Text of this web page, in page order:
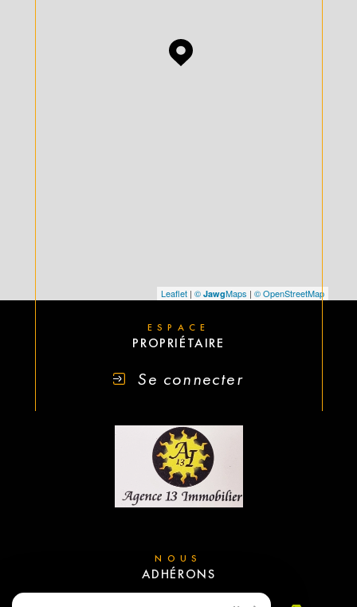
Leaflet | © JawgMaps | © OpenStreetMap
ESPACE
PROPRIÉTAIRE
Se connecter
NOUS
ADHÉRONS